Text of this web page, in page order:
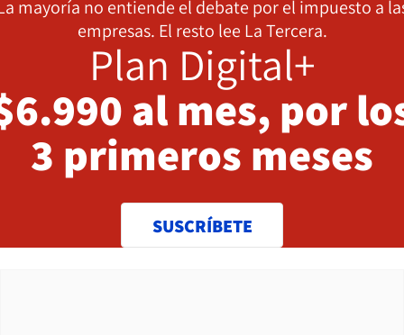
mayoría no entiende el debate por el impuesto a
empresas. El resto lee La Tercera.
Plan Digital+
al mes, por
3 primeros meses
SUSCRÍBETE